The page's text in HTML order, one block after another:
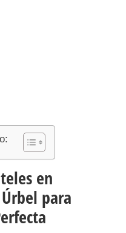
en
para